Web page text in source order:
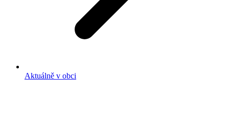
Aktuálně v obci